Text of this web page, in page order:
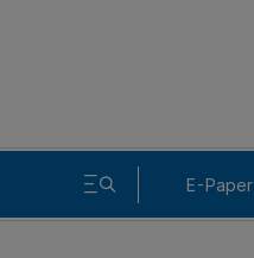
E-Paper